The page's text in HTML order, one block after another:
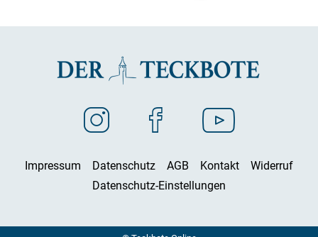
Impressum Datenschutz AGB Kontakt
Widerruf
Datenschutz-Einstellungen